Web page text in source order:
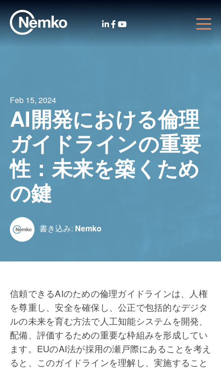
Feb 15, 2024
AI開発における倫理
ガイドラインの重要
性：未来を築くため
の鍵
書き込み: Nemko
信頼できるAIのための倫理ガイドラインは、人権
を尊重し、安全を確保し、公正で包括的なデジタ
ルの未来を育む方法で人工知能システムを開発、
配備、評価するための重要な枠組みを形成してい
ます。EUのAI法が採用の瀬戸際にあることを考え
ると、このガイドラインを理解し、実施すること